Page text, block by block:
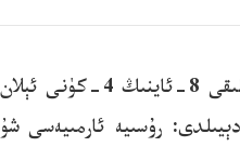
رۇسىيە دۆلەت مۇداپىئە مىنىستىرلىقى 8-ئاينىڭ 4-كۈنى ئېلان
رۇسىيە ئارمىيەسى شۇ